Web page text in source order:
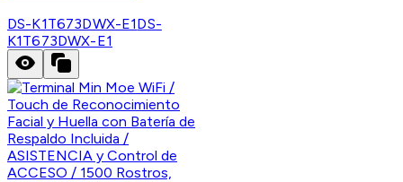
DS-K1T673DWX-E1DS-
K1T673DWX-E1